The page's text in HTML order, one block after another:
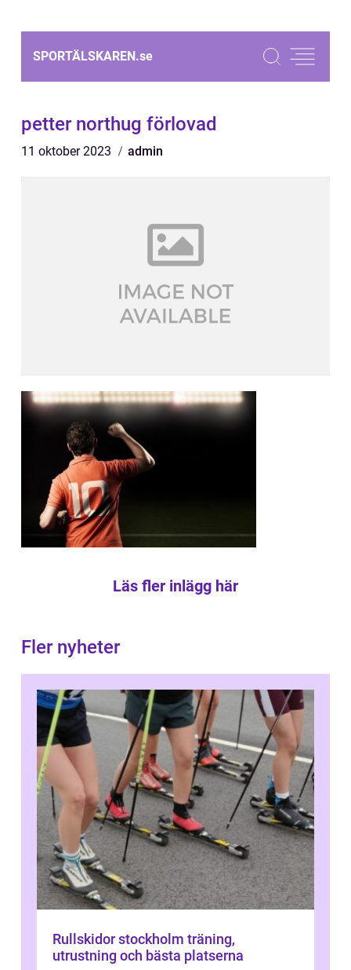
SPORTÄLSKAREN.se
petter northug förlovad
11 oktober 2023 admin
Läs fler inlägg här
Fler nyheter
Rullskidor stockholm träning,
utrustning och bästa platserna